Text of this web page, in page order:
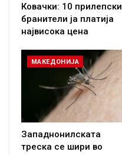
Ковачки: 10 прилепски
бранители ја платија
највисока цена
МАКЕДОНИЈА
Западнонилската
треска се шири во